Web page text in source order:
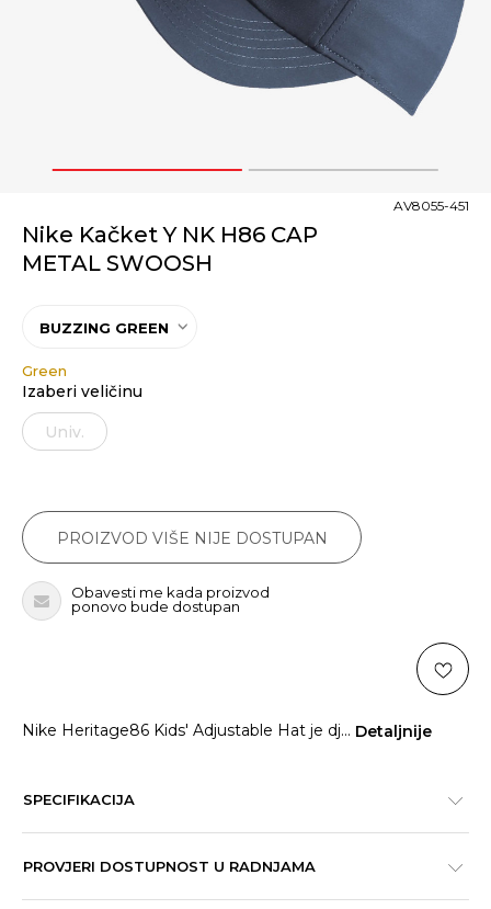
1 2
Nike Kačket Y NK H86 CAP
METAL SWOOSH
AV8055-451
BUZZING GREEN
Green
Izaberi veličinu
Univ.
PROIZVOD VIŠE NIJE DOSTUPAN
Obavesti me kada proizvod
ponovo bude dostupan
Nike Heritage86 Kids' Adjustable Hat je dj... Detaljnije
SPECIFIKACIJA
PROVJERI DOSTUPNOST U RADNJAMA